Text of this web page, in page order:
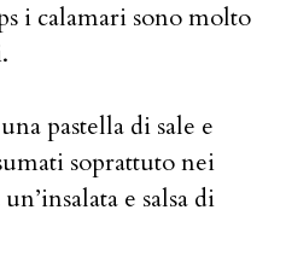
i calamari sono molto
pastella di sale e
soprattuto nei
e salsa di